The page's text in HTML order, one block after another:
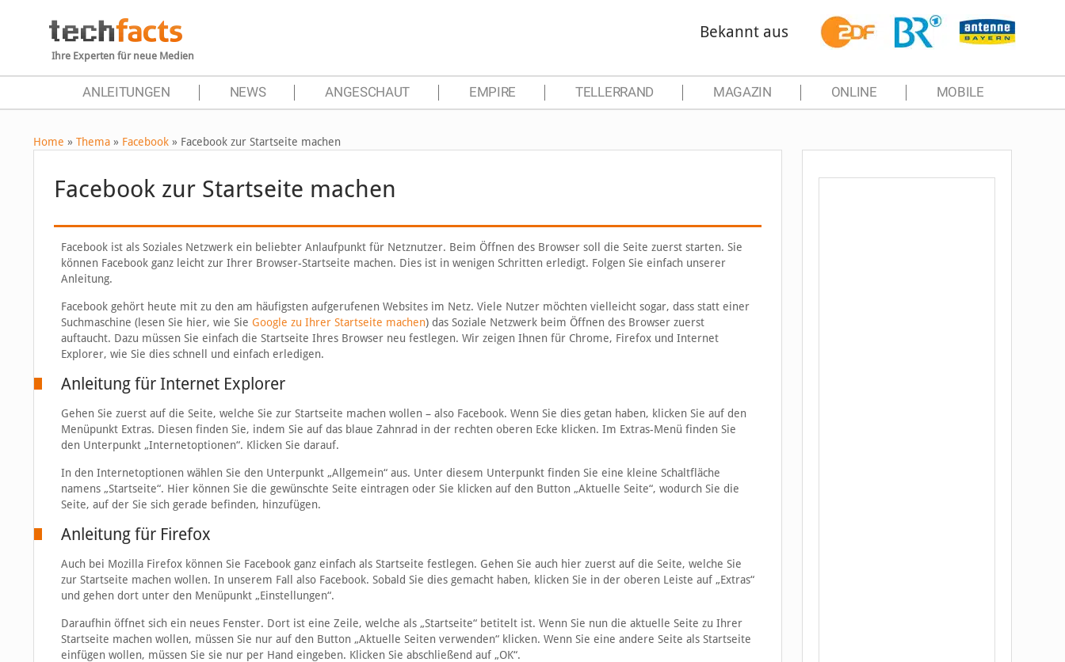
Ihre Experten für neue Medien
Bekannt aus
ANLEITUNGEN NEWS ANGESCHAUT EMPIRE TELLERRAND MAGAZIN ONLINE MOBILE
Home » Thema » Facebook » Facebook zur Startseite machen
Facebook zur Startseite machen
Facebook ist als Soziales Netzwerk ein beliebter Anlaufpunkt für Netznutzer. Beim Öffnen des Browser soll die Seite zuerst starten. Sie
können Facebook ganz leicht zur Ihrer Browser-Startseite machen. Dies ist in wenigen Schritten erledigt. Folgen Sie einfach unserer
Anleitung.
Facebook gehört heute mit zu den am häufigsten aufgerufenen Websites im Netz. Viele Nutzer möchten vielleicht sogar, dass statt einer
Suchmaschine (lesen Sie hier, wie Sie Google zu Ihrer Startseite machen) das Soziale Netzwerk beim Öffnen des Browser zuerst
auftaucht. Dazu müssen Sie einfach die Startseite Ihres Browser neu festlegen. Wir zeigen Ihnen für Chrome, Firefox und Internet
Explorer, wie Sie dies schnell und einfach erledigen.
Anleitung für Internet Explorer
Gehen Sie zuerst auf die Seite, welche Sie zur Startseite machen wollen – also Facebook. Wenn Sie dies getan haben, klicken Sie auf den
Menüpunkt Extras. Diesen finden Sie, indem Sie auf das blaue Zahnrad in der rechten oberen Ecke klicken. Im Extras-Menü finden Sie
den Unterpunkt „Internetoptionen“. Klicken Sie darauf.
In den Internetoptionen wählen Sie den Unterpunkt „Allgemein“ aus. Unter diesem Unterpunkt finden Sie eine kleine Schaltfläche
namens „Startseite“. Hier können Sie die gewünschte Seite eintragen oder Sie klicken auf den Button „Aktuelle Seite“, wodurch Sie die
Seite, auf der Sie sich gerade befinden, hinzufügen.
Anleitung für Firefox
Auch bei Mozilla Firefox können Sie Facebook ganz einfach als Startseite festlegen. Gehen Sie auch hier zuerst auf die Seite, welche Sie
zur Startseite machen wollen. In unserem Fall also Facebook. Sobald Sie dies gemacht haben, klicken Sie in der oberen Leiste auf „Extras“
und gehen dort unter den Menüpunkt „Einstellungen“.
Daraufhin öffnet sich ein neues Fenster. Dort ist eine Zeile, welche als „Startseite“ betitelt ist. Wenn Sie nun die aktuelle Seite zu Ihrer
Startseite machen wollen, müssen Sie nur auf den Button „Aktuelle Seiten verwenden“ klicken. Wenn Sie eine andere Seite als Startseite
einfügen wollen, müssen Sie sie nur per Hand eingeben. Klicken Sie abschließend auf „OK“.